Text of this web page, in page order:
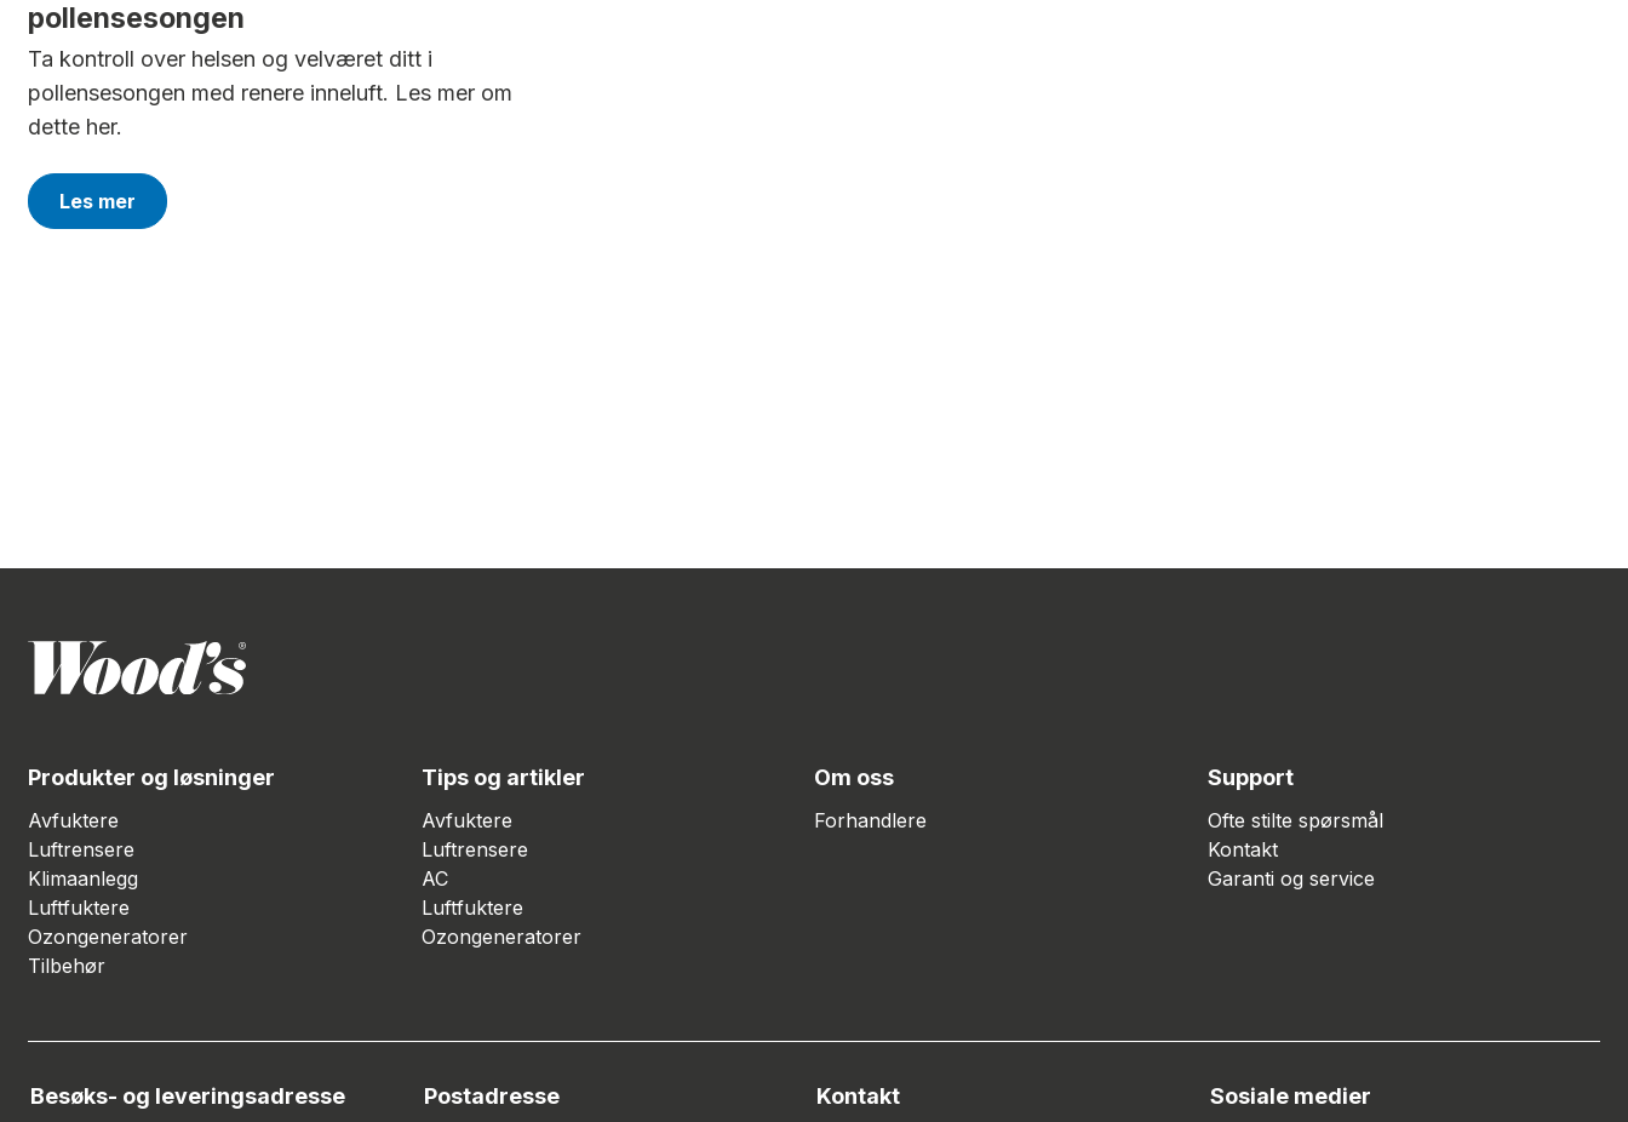
pollensesongen
Ta kontroll over helsen og velværet ditt i
pollensesongen med renere inneluft. Les mer om
dette her.
Les mer
Produkter og løsninger
Avfuktere
Luftrensere
Klimaanlegg
Luftfuktere
Ozongeneratorer
Tilbehør
Tips og artikler
Avfuktere
Luftrensere
AC
Luftfuktere
Ozongeneratorer
Om oss
Forhandlere
Support
Ofte stilte spørsmål
Kontakt
Garanti og service
Besøks- og leveringsadresse Postadresse Kontakt Sosiale medier